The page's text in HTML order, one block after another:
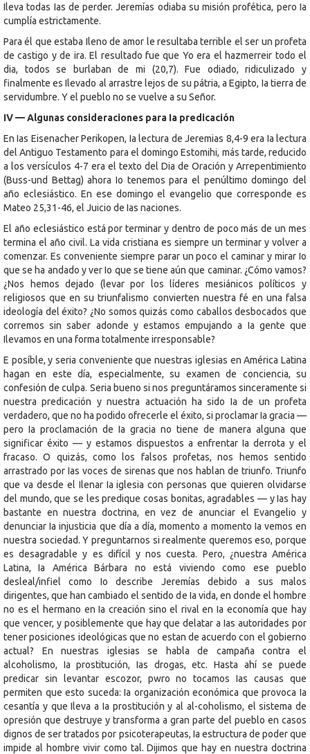
Ileva todas Ias de perder. Jeremías odiaba su misión profética, pero Ia
cumplía estrictamente.
Para él que estaba Ileno de amor le resultaba terrible el ser un profeta
de castigo y de ira. El resultado fue que Yo era el hazmerreir todo el
dia, todos se burlaban de mi (20,7). Fue odiado, ridiculizado y
finalmente es Ilevado al arrastre lejos de su pátria, a Egipto, Ia tierra de
servidumbre. Y el pueblo no se vuelve a su Señor.
IV — Algunas consideraciones para Ia predicación
En Ias Eisenacher Perikopen, Ia lectura de Jeremias 8,4-9 era Ia lectura
del Antiguo Testamento para el domingo Estomihi, más tarde, reducido
a los versículos 4-7 era el texto del Dia de Oración y Arrepentimiento
(Buss-und Bettag) ahora Io tenemos para el penúltimo domingo del
año eclesiástico. En ese domingo el evangelio que corresponde es
Mateo 25,31-46, el Juicio de Ias naciones.
El año eclesiástico está por terminar y dentro de poco más de un mes
termina el año civil. La vida cristiana es siempre un terminar y volver a
comenzar. Es conveniente siempre parar un poco el caminar y mirar Io
que se ha andado y ver Io que se tiene aún que caminar. ¿Cómo vamos?
¿Nos hemos dejado (levar por los líderes mesiánicos políticos y
religiosos que en su triunfalismo convierten nuestra fé en una falsa
ideología del éxito? ¿No somos quizás como caballos desbocados que
corremos sin saber adonde y estamos empujando a Ia gente que
Ilevamos en una forma totalmente irresponsable?
E posíble, y seria conveniente que nuestras iglesias en América Latina
hagan en este día, especialmente, su examen de conciencia, su
confesión de culpa. Seria bueno si nos preguntáramos sinceramente si
nuestra predicación y nuestra actuación ha sido Ia de un profeta
verdadero, que no ha podido ofrecerle el éxito, si proclamar Ia gracia —
pero Ia proclamación de Ia gracia no tiene de manera alguna que
significar éxito — y estamos dispuestos a enfrentar Ia derrota y el
fracaso. O quizás, como los falsos profetas, nos hemos sentido
arrastrado por Ias voces de sirenas que nos hablan de triunfo. Triunfo
que va desde el Ilenar Ia iglesia con personas que quieren olvidarse
del mundo, que se les predique cosas bonitas, agradables — y Ias hay
bastante en nuestra doctrina, en vez de anunciar el Evangelio y
denunciar Ia injusticia que día a día, momento a momento Ia vemos en
nuestra sociedad. Y preguntarnos si realmente queremos eso, porque
es desagradable y es difícil y nos cuesta. Pero, ¿nuestra América
Latina, Ia América Bárbara no está viviendo como ese pueblo
desleal/infiel como Io describe Jeremías debido a sus malos
dirigentes, que han cambiado el sentido de Ia vida, en donde el hombre
no es el hermano en Ia creación sino el rival en Ia economía que hay
que vencer, y posiblemente que hay que delatar a Ias autoridades por
tener posiciones ideológicas que no estan de acuerdo con el gobierno
actual? En nuestras iglesias se habla de campaña contra el
alcoholismo, Ia prostitución, Ias drogas, etc. Hasta ahí se puede
predicar sin levantar escozor, pwro no tocamos Ias causas que
permiten que esto suceda: Ia organización económica que provoca Ia
cesantía y que Ileva a Ia prostitución y al al-coholismo, el sistema de
opresión que destruye y transforma a gran parte del pueblo en casos
dignos de ser tratados por psicoterapeutas, Ia estructura de poder que
impide al hombre vivir como tal. Dijimos que hay en nuestra doctrina